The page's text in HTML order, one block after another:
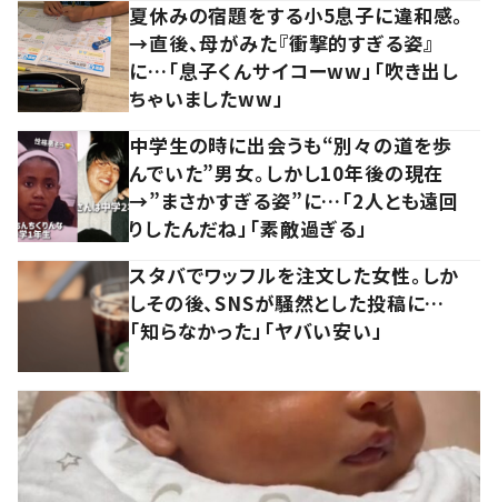
夏休みの宿題をする小5息子に違和感。
→直後、母がみた『衝撃的すぎる姿』
に…「息子くんサイコーww」「吹き出し
ちゃいましたww」
中学生の時に出会うも“別々の道を歩
んでいた”男女。しかし10年後の現在
→”まさかすぎる姿”に…「2人とも遠回
りしたんだね」「素敵過ぎる」
スタバでワッフルを注文した女性。しか
しその後、SNSが騒然とした投稿に…
「知らなかった」「ヤバい安い」